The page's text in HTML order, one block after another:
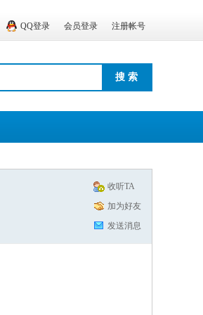
QQ登录 会员登录 注册帐号
搜 索
收听TA
加为好友
发送消息